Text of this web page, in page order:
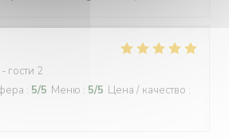
гости 2
: 5/5 Меню : 5/5 Цена / качество :